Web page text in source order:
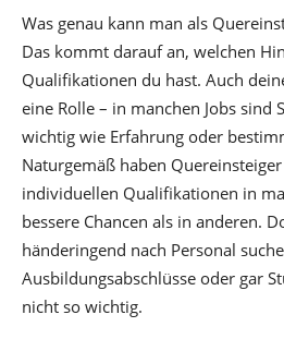
Was genau kann man als
Das kommt darauf an, welchen
Qualifikationen du hast. Auch
eine Rolle – in manchen Jobs sind
wichtig wie Erfahrung oder
Naturgemäß haben
individuellen Qualifikationen in
bessere Chancen als in anderen.
händeringend nach Personal
Ausbildungsabschlüsse oder gar
nicht so wichtig.